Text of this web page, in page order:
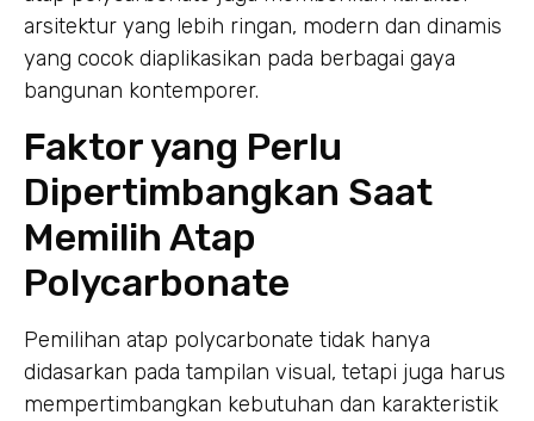
arsitektur yang lebih ringan, modern dan dinamis
yang cocok diaplikasikan pada berbagai gaya
bangunan kontemporer.
Faktor yang Perlu
Dipertimbangkan Saat
Memilih Atap
Polycarbonate
Pemilihan atap polycarbonate tidak hanya
didasarkan pada tampilan visual, tetapi juga harus
mempertimbangkan kebutuhan dan karakteristik